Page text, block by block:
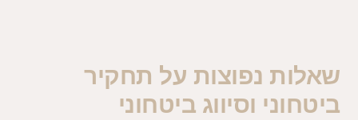
שאלות נפוצות על תחקיר
ביטחוני וסיווג ביטחוני